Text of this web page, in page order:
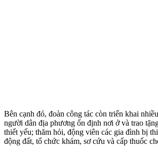
Bên cạnh đó, đoàn công tác còn triển khai
người dân địa phương ổn định nơi ở và trao
thiết yếu; thăm hỏi, động viên các gia đình bị
động đất, tổ chức khám, sơ cứu và cấp thuốc